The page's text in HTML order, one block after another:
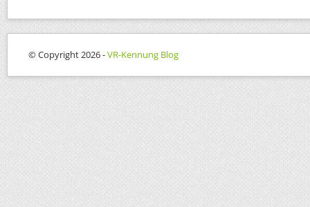
© Copyright 2026 -VR-Kennung Blog